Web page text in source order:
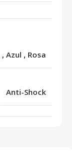
, Azul , Rosa
Anti-Shock